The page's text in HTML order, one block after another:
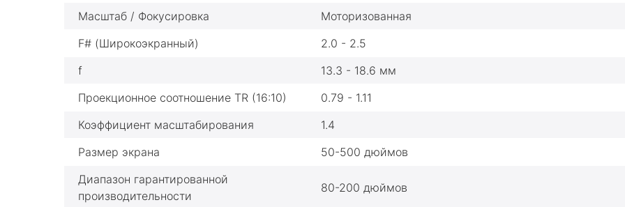
Масштаб / Фокусировка
Моторизованная
F# (Широкоэкранный)
2.0 - 2.5
f
13.3 - 18.6 мм
Проекционное соотношение TR (16:10)
0.79 - 1.11
Коэффициент масштабирования
1.4
Размер экрана
50-500 дюймов
Диапазон гарантированной
производительности
80-200 дюймов